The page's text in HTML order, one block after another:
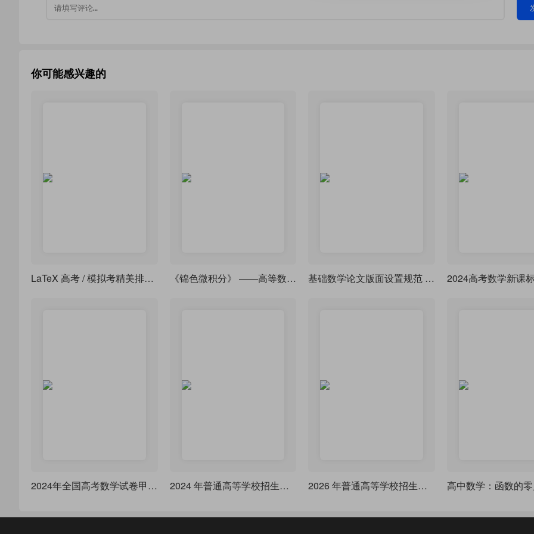
你可能感兴趣的
LaTeX 高考 / 模拟考精美排版模板 《锦色微积分》 ——高等数学课堂笔记·炫彩版 基础数学论文版面设置规范 LaTeX 模板 2024高考数学新课
2024年全国高考数学试卷甲卷文科 2024 年普通高等学校招生全国统一考试(全国甲卷) 2026 年普通高等学校招生全国统一考试（天津卷） 高中数学：函数的